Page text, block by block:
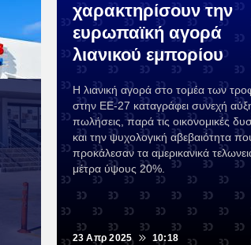
χαρακτηρίσουν την
ευρωπαϊκή αγορά
λιανικού εμπορίου
Η λιανική αγορά στο τομέα των
στην ΕΕ-27 καταγράφει συνεχή
πωλήσεις, παρά τις οικονομικές
και την ψυχολογική αβεβαιότητα
προκάλεσαν τα αμερικανικά
μέτρα ύψους 20%.
23 Απρ 2025 10:18